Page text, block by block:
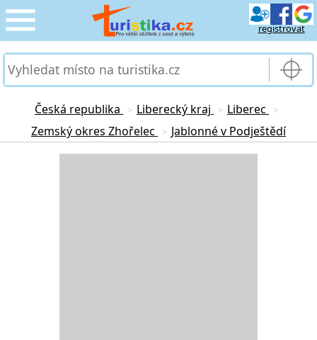
registrovat
CESTOVÁNÍ
SLUŽBY & DOPRAVA
PRO TURISTY ›
Česká republika > Liberecký kraj > Liberec >
Zemský okres Zhořelec > Jablonné v Podještědí